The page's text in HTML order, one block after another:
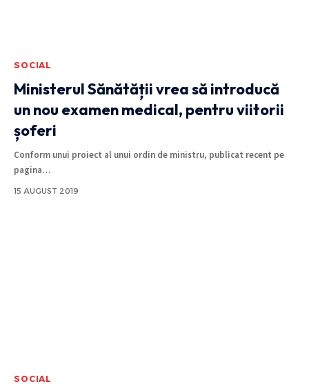
SOCIAL
Ministerul Sănătății vrea să introducă
un nou examen medical, pentru viitorii
șoferi
Conform unui proiect al unui ordin de ministru, publicat recent pe
pagina…
15 AUGUST 2019
SOCIAL